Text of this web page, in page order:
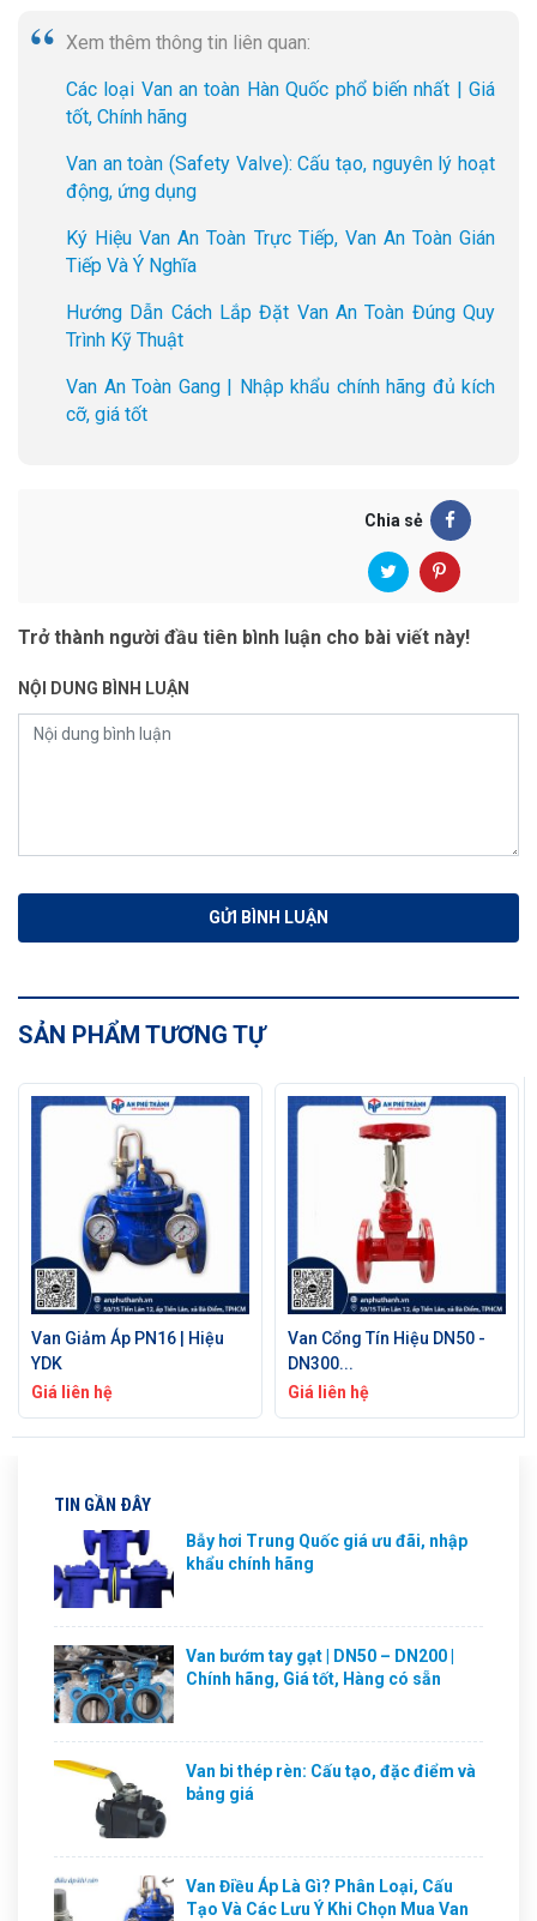
Xem thêm thông tin liên quan:
Các loại Van an toàn Hàn Quốc phổ biến nhất | Giá
tốt, Chính hãng
Van an toàn (Safety Valve): Cấu tạo, nguyên lý hoạt
động, ứng dụng
Ký Hiệu Van An Toàn Trực Tiếp, Van An Toàn Gián
Tiếp Và Ý Nghĩa
Hướng Dẫn Cách Lắp Đặt Van An Toàn Đúng Quy
Trình Kỹ Thuật
Van An Toàn Gang | Nhập khẩu chính hãng đủ kích
cỡ, giá tốt
Chia sẻ
Trở thành người đầu tiên bình luận cho bài viết này!
NỘI DUNG BÌNH LUẬN
TIN GẦN ĐÂY
Bẫy hơi Trung Quốc giá ưu đãi, nhập
khẩu chính hãng
Van bướm tay gạt | DN50 – DN200 |
Chính hãng, Giá tốt, Hàng có sẵn
Van bi thép rèn: Cấu tạo, đặc điểm và
bảng giá
Van Điều Áp Là Gì? Phân Loại, Cấu
Tạo Và Các Lưu Ý Khi Chọn Mua Van
SẢN PHẨM TƯƠNG TỰ
Van Cổng Tín Hiệu DN50 -
DN300...
Giá liên hệ
Van Xả Khí mặt bích PN16
|...
Giá liên hệ